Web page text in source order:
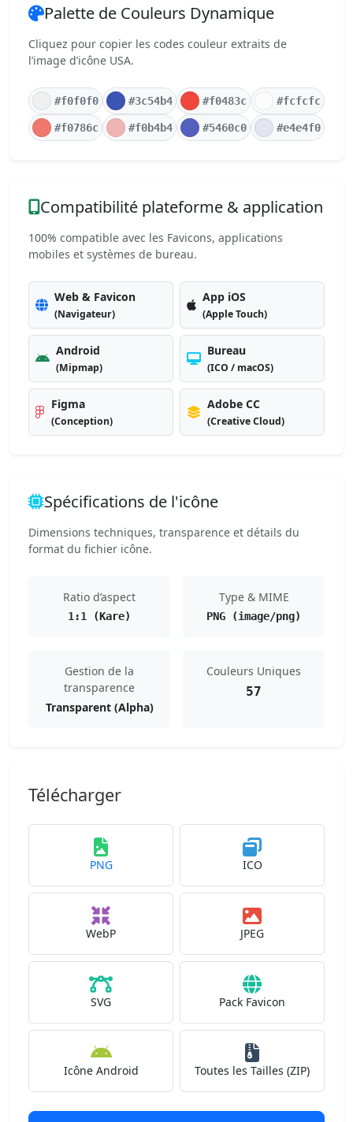
Palette de Couleurs Dynamique
Cliquez pour copier les codes couleur extraits de
l’image d’icône USA.
#f0f0f0 #3c54b4 #f0483c #fcfcfc
#f0786c #f0b4b4 #5460c0 #e4e4f0
Compatibilité plateforme & application
100% compatible avec les Favicons, applications
mobiles et systèmes de bureau.
Web & Favicon
(Navigateur)
App iOS
(Apple Touch)
Android
(Mipmap)
Bureau
(ICO / macOS)
Figma
(Conception)
Adobe CC
(Creative Cloud)
Spécifications de l'icône
Dimensions techniques, transparence et détails du
format du fichier icône.
Ratio d’aspect
1:1 (Kare)
Type & MIME
PNG (image/png)
Gestion de la
transparence
Transparent (Alpha)
Couleurs Uniques
57
Télécharger
PNG ICO
WebP JPEG
SVG Pack Favicon
Icône Android Toutes les Tailles (ZIP)